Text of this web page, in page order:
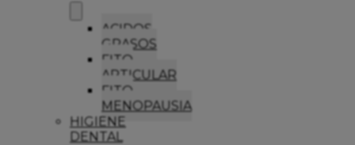
ACIDOS
GRASOS
FITO
ARTICULAR
FITO
MENOPAUSIA
HIGIENE
DENTAL